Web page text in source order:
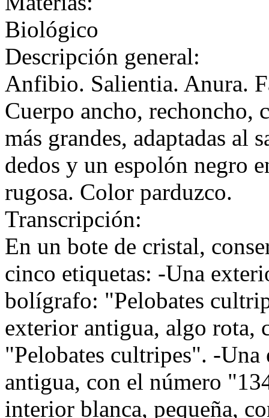
Biológico
Descripción general:
Anfibio. Salientia. Anura.
Cuerpo ancho, rechoncho,
más grandes, adaptadas al
dedos y un espolón negro
rugosa. Color parduzco.
Transcripción:
En un bote de cristal,
cinco etiquetas: -Una
bolígrafo: "Pelobates
exterior antigua, algo
"Pelobates cultripes". -Una
antigua, con el número
interior blanca, pequeña,